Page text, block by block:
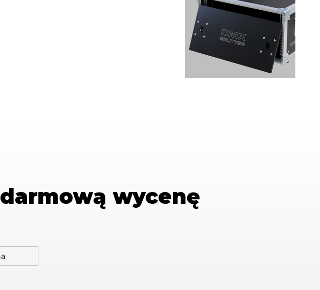
darmową wycenę